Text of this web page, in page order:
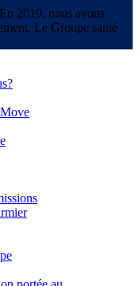
2019, nous avons
Le Groupe santé